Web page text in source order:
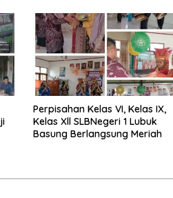
Perpisahan Kelas VI, Kelas IX,
Kelas Xll SLBNegeri 1 Lubuk
Basung Berlangsung Meriah